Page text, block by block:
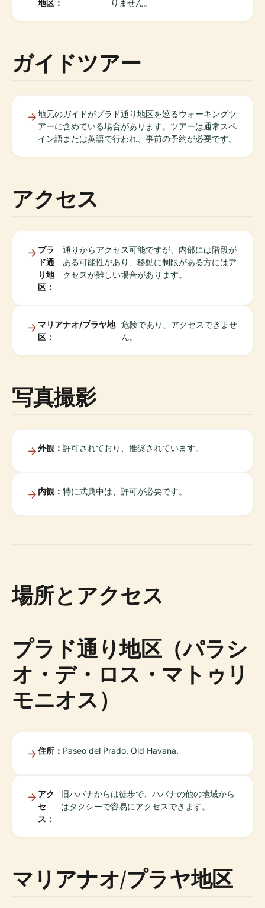
地区：
りません。
ガイドツアー
地元のガイドがプラド通り地区を巡るウォーキングツ
アーに含めている場合があります。ツアーは通常スペ
イン語または英語で行われ、事前の予約が必要です。
アクセス
プラ
ド通
り地
区：
通りからアクセス可能ですが、内部には階段が
ある可能性があり、移動に制限がある方にはア
クセスが難しい場合があります。
マリアナオ/プラヤ地
区：
危険であり、アクセスできませ
ん。
写真撮影
外観： 許可されており、推奨されています。
内観： 特に式典中は、許可が必要です。
場所とアクセス
プラド通り地区（パラシ
オ・デ・ロス・マトゥリ
モニオス）
住所： Paseo del Prado, Old Havana.
アク
セ
ス：
旧ハバナからは徒歩で、ハバナの他の地域から
はタクシーで容易にアクセスできます。
マリアナオ/プラヤ地区